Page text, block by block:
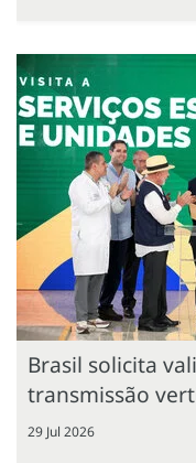
Brasil solicita
transmissão
29 Jul 2026